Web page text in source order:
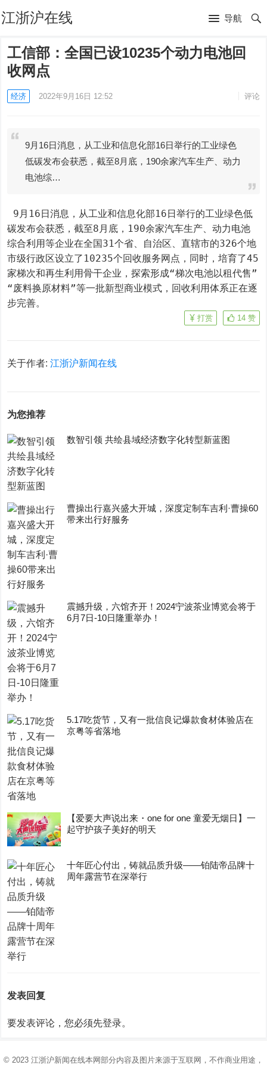
江浙沪在线 导航
工信部：全国已设10235个动力电池回
收网点
经济 2022年9月16日 12:52 评论
9月16日消息，从工业和信息化部16日举行的工业绿色
低碳发布会获悉，截至8月底，190余家汽车生产、动力
电池综…
碳发布会获悉，截至8月底，190余家汽车生产、动力电池
综合利用等企业在全国31个省、自治区、直辖市的326个地
市级行政区设立了10235个回收服务网点，同时，培育了45
家梯次和再生利用骨干企业，探索形成“梯次电池以租代售”
“废料换原材料”等一批新型商业模式，回收利用体系正在逐
步完善。
14 赞
打赏
关于作者:江浙沪新闻在线
为您推荐
数智引领 共绘县域经济数字化转型新蓝图
曹操出行嘉兴盛大开城，深度定制车吉利·曹操60
带来出行好服务
震撼升级，六馆齐开！2024宁波茶业博览会将于
6月7日-10日隆重举办！
5.17吃货节，又有一批信良记爆款食材体验店在
京粤等省落地
【爱要大声说出来・one for one 童爱无烟日】一
起守护孩子美好的明天
十年匠心付出，铸就品质升级——铂陆帝品牌十
周年露营节在深举行
发表回复
要发表评论，您必须先登录。
© 2023 江浙沪新闻在线本网部分内容及图片来源于互联网，不作商业用途，